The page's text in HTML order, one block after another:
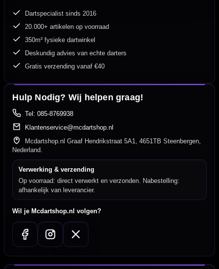
Dartspecialist sinds 2016
20.000+ artikelen op voorraad
350m² fysieke dartwinkel
Deskundig advies van echte darters
Gratis verzending vanaf €40
Hulp Nodig? Wij helpen graag!
Tel: 085-8769938
Klantenservice@mcdartshop.nl
Mcdartshop.nl Graaf Hendrikstraat 5A1, 4651TB Steenbergen,
Nederland.
Verwerking & verzending
Op voorraad: direct verwerkt en verzonden. Nabestelling:
afhankelijk van leverancier.
Wil je Mcdartshop.nl volgen?